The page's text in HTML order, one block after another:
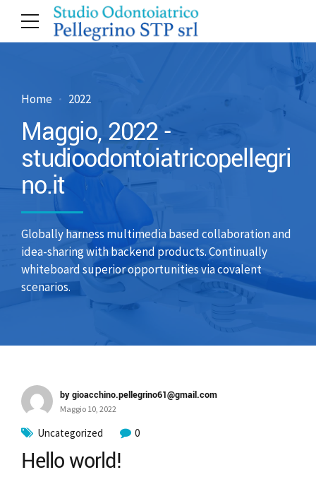
Home 2022
Maggio, 2022 -
studioodontoiatricopellegri
no.it
Globally harness multimedia based collaboration and
idea-sharing with backend products. Continually
whiteboard superior opportunities via covalent
scenarios.
by gioacchino.pellegrino61@gmail.com
Maggio 10, 2022
Uncategorized 0
Hello world!